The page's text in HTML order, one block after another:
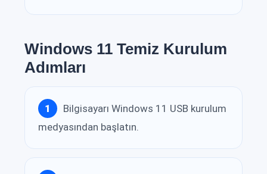
Windows 11 Temiz Kurulum
Adımları
Bilgisayarı Windows 11 USB kurulum
medyasından başlatın.